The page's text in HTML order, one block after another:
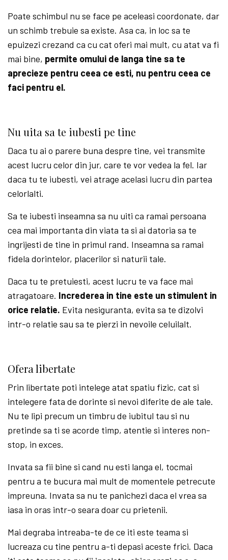
Poate schimbul nu se face pe aceleasi coordonate, dar
un schimb trebuie sa existe. Asa ca, in loc sa te
epuizezi crezand ca cu cat oferi mai mult, cu atat va fi
mai bine, permite omului de langa tine sa te
aprecieze pentru ceea ce esti, nu pentru ceea ce
faci pentru el.
Nu uita sa te iubesti pe tine
Daca tu ai o parere buna despre tine, vei transmite
acest lucru celor din jur, care te vor vedea la fel. Iar
daca tu te iubesti, vei atrage acelasi lucru din partea
celorlalti.
Sa te iubesti inseamna sa nu uiti ca ramai persoana
cea mai importanta din viata ta si ai datoria sa te
ingrijesti de tine in primul rand. Inseamna sa ramai
fidela dorintelor, placerilor si naturii tale.
Daca tu te pretuiesti, acest lucru te va face mai
atragatoare. Increderea in tine este un stimulent in
orice relatie. Evita nesiguranta, evita sa te dizolvi
intr-o relatie sau sa te pierzi in nevoile celuilalt.
Ofera libertate
Prin libertate poti intelege atat spatiu fizic, cat si
intelegere fata de dorinte si nevoi diferite de ale tale.
Nu te lipi precum un timbru de iubitul tau si nu
pretinde sa ti se acorde timp, atentie si interes non-
stop, in exces.
Invata sa fii bine si cand nu esti langa el, tocmai
pentru a te bucura mai mult de momentele petrecute
impreuna. Invata sa nu te panichezi daca el vrea sa
iasa in oras intr-o seara doar cu prietenii.
Mai degraba intreaba-te de ce iti este teama si
lucreaza cu tine pentru a-ti depasi aceste frici. Daca